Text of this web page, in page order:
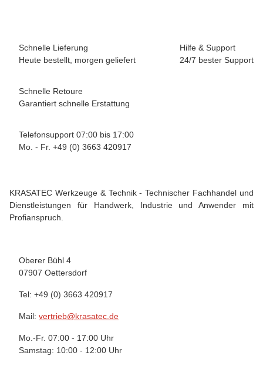
Schnelle Lieferung
Heute bestellt, morgen geliefert
Hilfe & Support
24/7 bester Support
Schnelle Retoure
Garantiert schnelle Erstattung
Telefonsupport 07:00 bis 17:00
Mo. - Fr. +49 (0) 3663 420917
KRASATEC Werkzeuge & Technik - Technischer Fachhandel und
Dienstleistungen für Handwerk, Industrie und Anwender mit
Profianspruch.
Oberer Bühl 4
07907 Oettersdorf
Tel: +49 (0) 3663 420917
Mail: vertrieb@krasatec.de
Mo.-Fr. 07:00 - 17:00 Uhr
Samstag: 10:00 - 12:00 Uhr